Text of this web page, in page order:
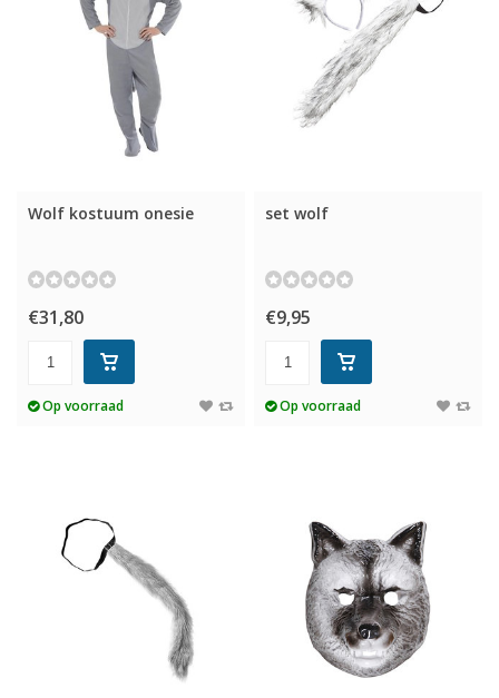
Wolf kostuum onesie
€31,80
Op voorraad
set wolf
€9,95
Op voorraad